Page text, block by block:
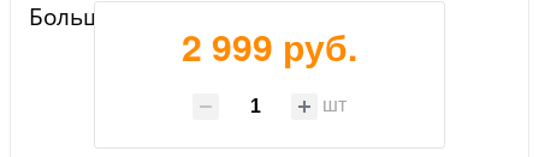
Большой флаг Морских разведчиков
2 999 руб.
шт